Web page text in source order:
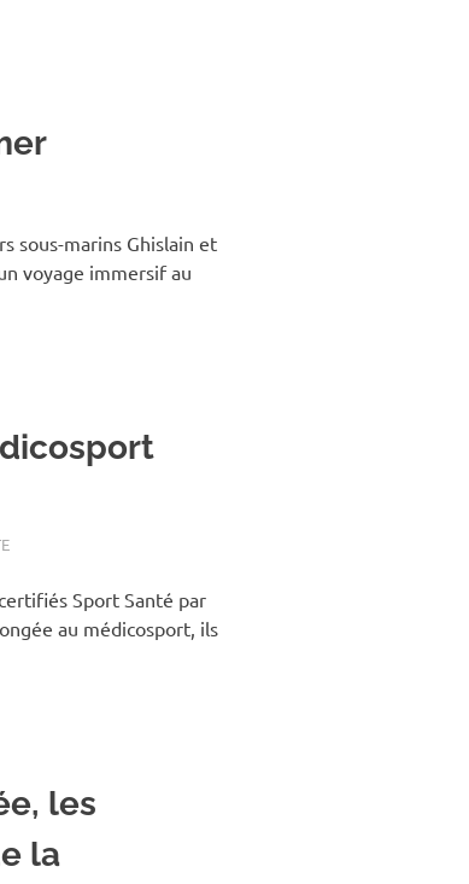
sous-marins Ghislain et
voyage immersif au
Sport Santé par
au médicosport, ils
les
la